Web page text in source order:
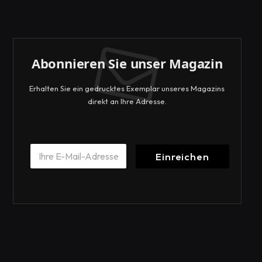
Abonnieren Sie unser Magazin
Erhalten Sie ein gedrucktes Exemplar unseres Magazins
direkt an Ihre Adresse.
E
a
*
Einreichen